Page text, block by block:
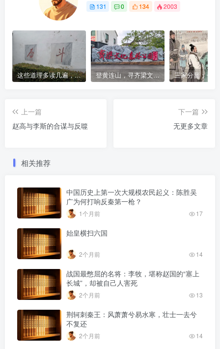
131 0 134 2003
这些道理多读几遍，凡事豁然开朗 登黄连山，寻齐梁文化，这座免费森林公园藏着千年风雅与山野诗意
上一篇
赵高与李斯的合谋与反噬
下一篇
无更多文章
相关推荐
中国历史上第一次大规模农民起义：陈胜吴
广为何打响反秦第一枪？
1个月前 17
始皇横扫六国
2个月前 14
战国最憋屈的名将：李牧，堪称赵国的“塞上
长城”，却被自己人害死
2个月前 13
荆轲刺秦王：风萧萧兮易水寒，壮士一去兮
不复还
2个月前 14